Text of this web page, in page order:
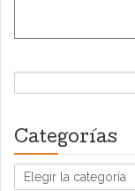
Buscar:
Categorías
Categorías